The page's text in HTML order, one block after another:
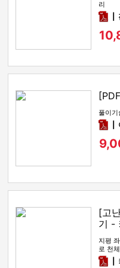
리
풀이기
[고
기 -
지평
로 천